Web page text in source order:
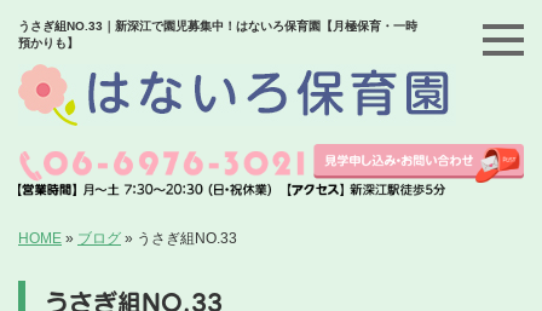
うさぎ組NO.33｜新深江で園児募集中！はないろ保育園【月極保育・一時
預かりも】
HOME » ブログ » うさぎ組NO.33
うさぎ組NO.33